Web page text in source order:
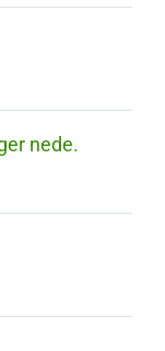
nede.